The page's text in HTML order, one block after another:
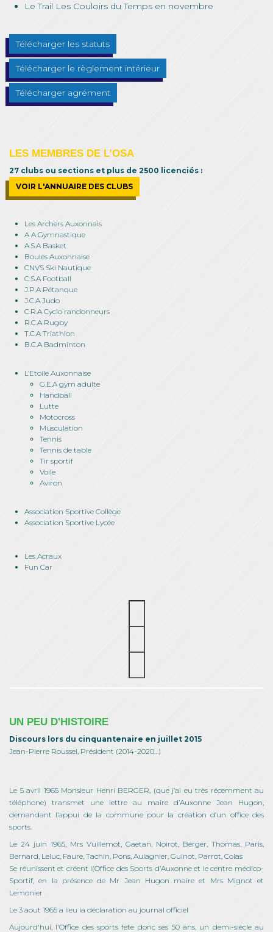
Le Trail Les Couloirs du Temps en novembre
Télécharger les statuts
Télécharger le règlement intérieur
Télécharger agrément
LES MEMBRES DE L’OSA
27 clubs ou sections et plus de 2500 licenciés :
VOIR L'ANNUAIRE DES CLUBS
Les Archers Auxonnais
A A Gymnastique
A.S.A Basket
Boules Auxonnaise
CNVS Ski Nautique
C.S.A Football
J.P.A Pétanque
J.C.A Judo
C.R.A Cyclo randonneurs
R.C.A Rugby
T.C.A Triathlon
B.C.A Badminton
L’Etoile Auxonnaise
G.E.A gym adulte
Handball
Lutte
Motocross
Musculation
Tennis
Tennis de table
Tir sportif
Voile
Aviron
Association Sportive Collège
Association Sportive Lycée
Les Acraux
Fun Car
UN PEU D'HISTOIRE
Discours lors du cinquantenaire en juillet 2015
Jean-Pierre Roussel, Président (2014-2020…)
Le 5 avril 1965 Monsieur Henri BERGER, (que j’ai eu très récemment au
téléphone) transmet une lettre au maire d’Auxonne Jean Hugon,
demandant l’appui de la commune pour la création d’un office des
sports.
Le 24 juin 1965, Mrs Vuillemot, Gaetan, Noirot, Berger, Thomas, Paris,
Bernard, Leluc, Faure, Tachin, Pons, Aulagnier, Guinot, Parrot, Colas
Se réunissent et créent l(Office des Sports d’Auxonne et le centre médico-
Sportif, en la présence de Mr Jean Hugon maire et Mrs Mignot et
Lemonier
Le 3 aout 1965 a lieu la déclaration au journal officiel
Aujourd'hui, l'Office des sports fête donc ses 50 ans, un demi-siècle au